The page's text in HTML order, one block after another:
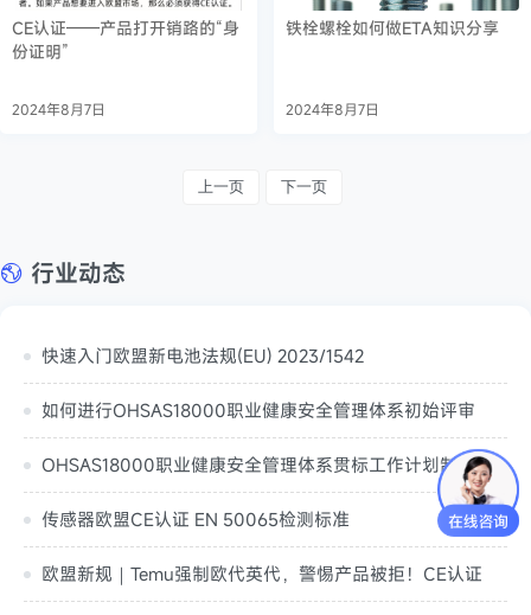
CE认证——产品打开销路的“身
份证明”
2024年8月7日
铁栓螺栓如何做ETA知识分享
2024年8月7日
上一页 下一页
行业动态
快速入门欧盟新电池法规(EU) 2023/1542
如何进行OHSAS18000职业健康安全管理体系初始评审
OHSAS18000职业健康安全管理体系贯标工作计划制定（职业健康安全管理体系总要求）
传感器欧盟CE认证 EN 50065检测标准
欧盟新规｜Temu强制欧代英代，警惕产品被拒！CE认证